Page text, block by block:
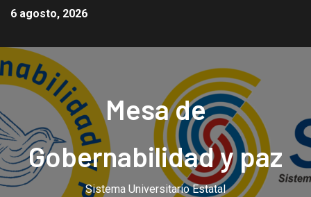
6 agosto, 2026
Mesa de
Gobernabilidad y paz
Sistema Universitario Estatal